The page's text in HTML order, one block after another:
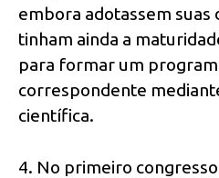
embora adotassem suas
tinham ainda a
para formar um
correspondente
científica.
4. No primeiro